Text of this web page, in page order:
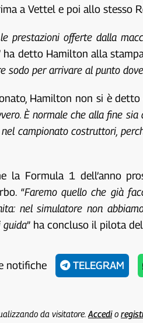
a Vettel e poi allo stesso
prestazioni offerte dalla
ha detto Hamilton alla
sodo per arrivare al punto
Hamilton non si è
È normale che alla fine
campionato costruttori,
Formula 1 dell’anno
“Faremo quello che già
nel simulatore non
guida” ha concluso il pilota
notifiche TELEGRAM
da visitatore. Accedio